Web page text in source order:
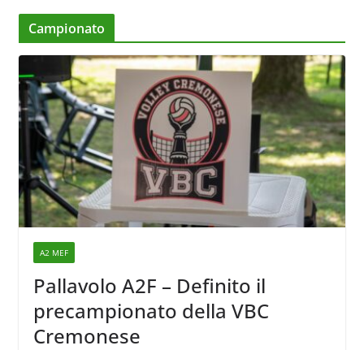
Campionato
A2 MEF
Pallavolo A2F – Definito il
precampionato della VBC
Cremonese